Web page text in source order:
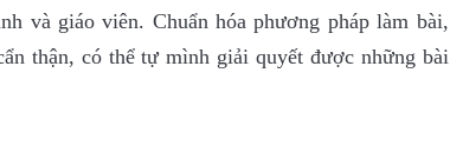
và giáo viên. Chuẩn hóa phương pháp làm bài,
thận, có thể tự mình giải quyết được những bài